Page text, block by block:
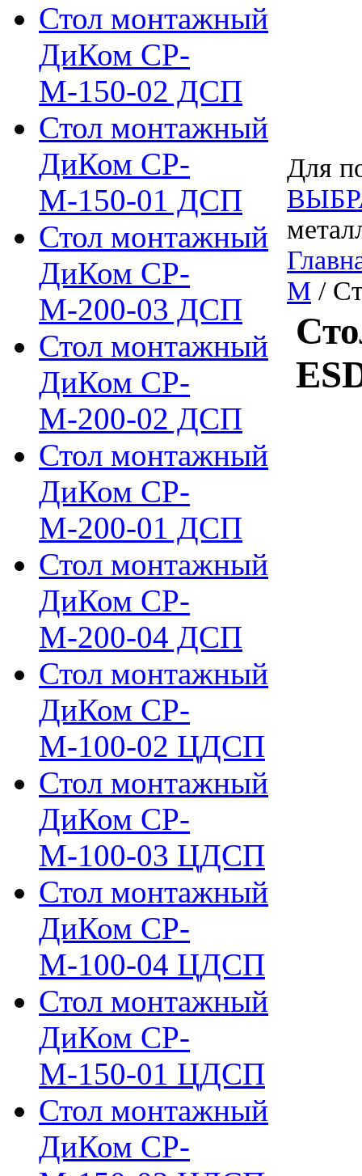
Стол монтажный
ДиКом СР-
М-150-02 ДСП
Стол монтажный
ДиКом СР-
М-150-01 ДСП
Стол монтажный
ДиКом СР-
М-200-03 ДСП
Стол монтажный
ДиКом СР-
М-200-02 ДСП
Стол монтажный
ДиКом СР-
М-200-01 ДСП
Стол монтажный
ДиКом СР-
М-200-04 ДСП
Стол монтажный
ДиКом СР-
М-100-02 ЦДСП
Стол монтажный
ДиКом СР-
М-100-03 ЦДСП
Стол монтажный
ДиКом СР-
М-100-04 ЦДСП
Стол монтажный
ДиКом СР-
М-150-01 ЦДСП
Стол монтажный
ДиКом СР-
Для
М /